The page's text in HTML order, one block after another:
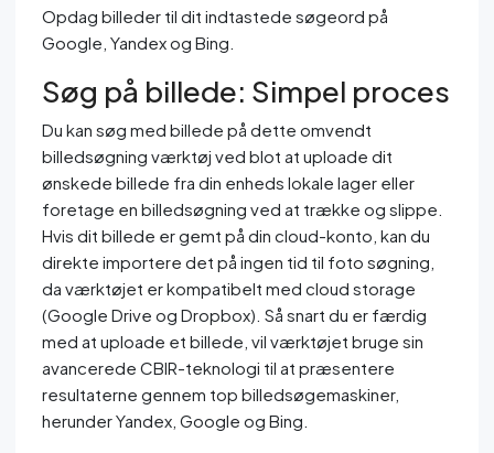
Opdag billeder til dit indtastede søgeord på
Google, Yandex og Bing.
Søg på billede: Simpel proces
Du kan søg med billede på dette omvendt
billedsøgning værktøj ved blot at uploade dit
ønskede billede fra din enheds lokale lager eller
foretage en billedsøgning ved at trække og slippe.
Hvis dit billede er gemt på din cloud-konto, kan du
direkte importere det på ingen tid til foto søgning,
da værktøjet er kompatibelt med cloud storage
(Google Drive og Dropbox). Så snart du er færdig
med at uploade et billede, vil værktøjet bruge sin
avancerede CBIR-teknologi til at præsentere
resultaterne gennem top billedsøgemaskiner,
herunder Yandex, Google og Bing.